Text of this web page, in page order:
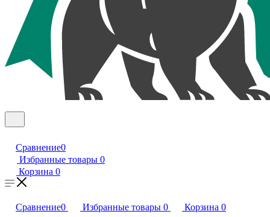
Сравнение0
Избранные товары 0
Корзина 0
Сравнение0 Избранные товары 0 Корзина 0